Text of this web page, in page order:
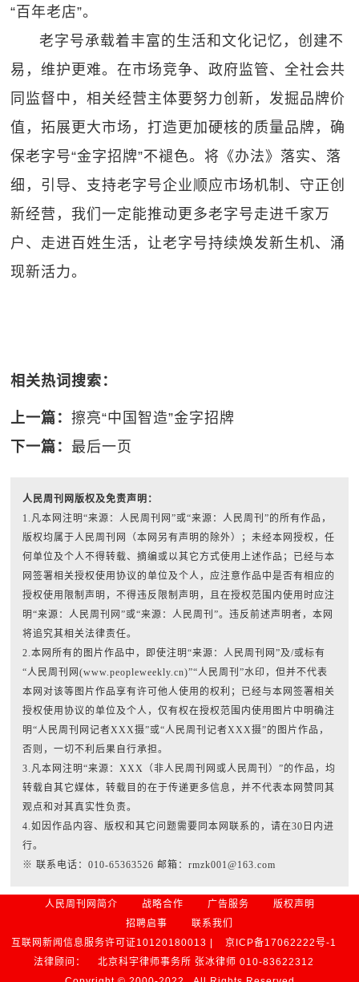
“百年老店”。
老字号承载着丰富的生活和文化记忆，创建不
易，维护更难。在市场竞争、政府监管、全社会共
同监督中，相关经营主体要努力创新，发掘品牌价
值，拓展更大市场，打造更加硬核的质量品牌，确
保老字号“金字招牌”不褪色。将《办法》落实、落
细，引导、支持老字号企业顺应市场机制、守正创
新经营，我们一定能推动更多老字号走进千家万
户、走进百姓生活，让老字号持续焕发新生机、涌
现新活力。
相关热词搜索：
上一篇：擦亮“中国智造”金字招牌
下一篇：最后一页
人民周刊网版权及免责声明：
1.凡本网注明“来源：人民周刊网”或“来源：人民周刊”的所有作品，
版权均属于人民周刊网（本网另有声明的除外）；未经本网授权，任
何单位及个人不得转载、摘编或以其它方式使用上述作品；已经与本
网签署相关授权使用协议的单位及个人，应注意作品中是否有相应的
授权使用限制声明，不得违反限制声明，且在授权范围内使用时应注
明“来源：人民周刊网”或“来源：人民周刊”。违反前述声明者，本网
将追究其相关法律责任。
2.本网所有的图片作品中，即使注明“来源：人民周刊网”及/或标有
“人民周刊网(www.peopleweekly.cn)”“人民周刊”水印，但并不代表
本网对该等图片作品享有许可他人使用的权利；已经与本网签署相关
授权使用协议的单位及个人，仅有权在授权范围内使用图片中明确注
明“人民周刊网记者XXX摄”或“人民周刊记者XXX摄”的图片作品，
否则，一切不利后果自行承担。
3.凡本网注明“来源：XXX（非人民周刊网或人民周刊）”的作品，均
转载自其它媒体，转载目的在于传递更多信息，并不代表本网赞同其
观点和对其真实性负责。
4.如因作品内容、版权和其它问题需要同本网联系的，请在30日内进
行。
※ 联系电话：010-65363526 邮箱：rmzk001@163.com
人民周刊网简介 战略合作 广告服务
版权声明
招聘启事
联系我们
互联网新闻信息服务许可证10120180013 |
京ICP备17062222号-1
法律顾问：
北京科宇律师事务所 张冰律师 010-83622312